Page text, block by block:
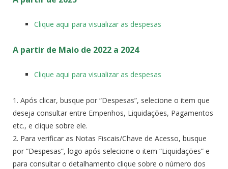
Clique aqui para visualizar as despesas
A partir de Maio de 2022 a 2024
Clique aqui para visualizar as despesas
1. Após clicar, busque por “Despesas”, selecione o item que
deseja consultar entre Empenhos, Liquidações, Pagamentos
etc., e clique sobre ele.
2. Para verificar as Notas Fiscais/Chave de Acesso, busque
por “Despesas”, logo após selecione o item “Liquidações” e
para consultar o detalhamento clique sobre o número dos